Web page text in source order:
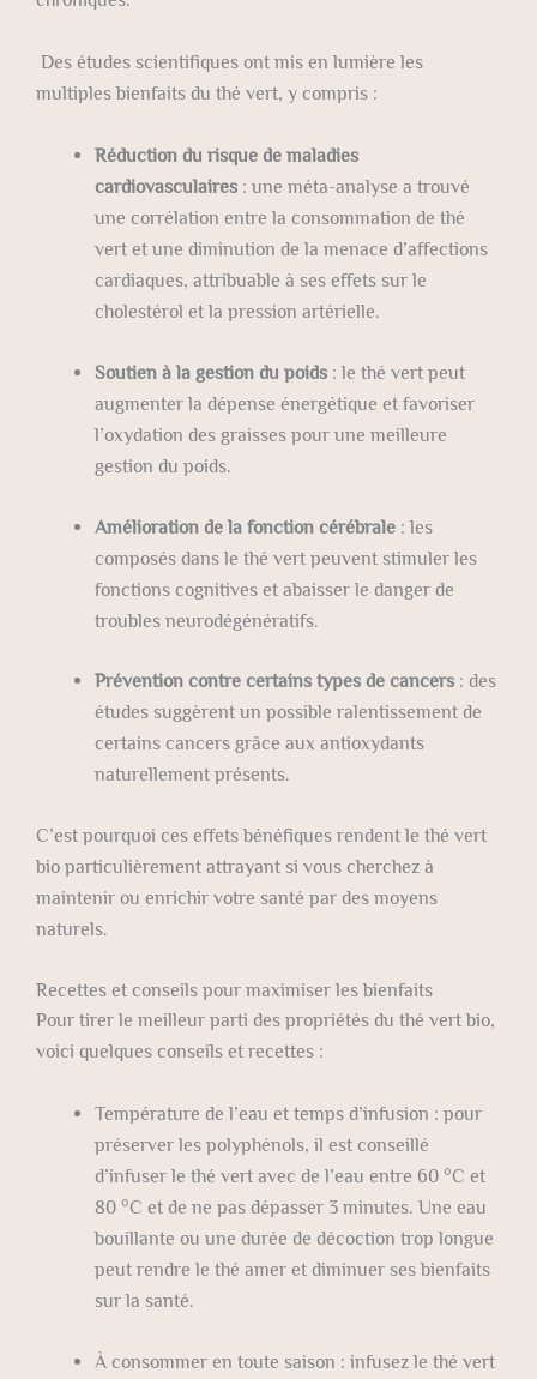
Des études scientifiques ont mis en lumière les
multiples bienfaits du thé vert, y compris :
Réduction du risque de maladies
cardiovasculaires : une méta-analyse a trouvé
une corrélation entre la consommation de thé
vert et une diminution de la menace d’affections
cardiaques, attribuable à ses effets sur le
cholestérol et la pression artérielle.
Soutien à la gestion du poids : le thé vert peut
augmenter la dépense énergétique et favoriser
l’oxydation des graisses pour une meilleure
gestion du poids.
Amélioration de la fonction cérébrale : les
composés dans le thé vert peuvent stimuler les
fonctions cognitives et abaisser le danger de
troubles neurodégénératifs.
Prévention contre certains types de cancers : des
études suggèrent un possible ralentissement de
certains cancers grâce aux antioxydants
naturellement présents.
C’est pourquoi ces effets bénéfiques rendent le thé vert
bio particulièrement attrayant si vous cherchez à
maintenir ou enrichir votre santé par des moyens
naturels.
Recettes et conseils pour maximiser les bienfaits
Pour tirer le meilleur parti des propriétés du thé vert bio,
voici quelques conseils et recettes :
Température de l’eau et temps d’infusion : pour
préserver les polyphénols, il est conseillé
d’infuser le thé vert avec de l’eau entre 60 °C et
80 °C et de ne pas dépasser 3 minutes. Une eau
bouillante ou une durée de décoction trop longue
peut rendre le thé amer et diminuer ses bienfaits
sur la santé.
À consommer en toute saison : infusez le thé vert